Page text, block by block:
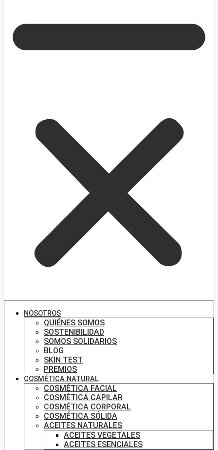
NOSOTROS
QUIÉNES SOMOS
SOSTENIBILIDAD
SOMOS SOLIDARIOS
BLOG
SKIN TEST
PREMIOS
COSMÉTICA NATURAL
COSMÉTICA FACIAL
COSMÉTICA CAPILAR
COSMÉTICA CORPORAL
COSMÉTICA SÓLIDA
ACEITES NATURALES
ACEITES VEGETALES
ACEITES ESENCIALES